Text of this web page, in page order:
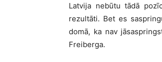
Latvija nebūtu tādā
rezultāti. Bet es
domā, ka nav
Freiberga.